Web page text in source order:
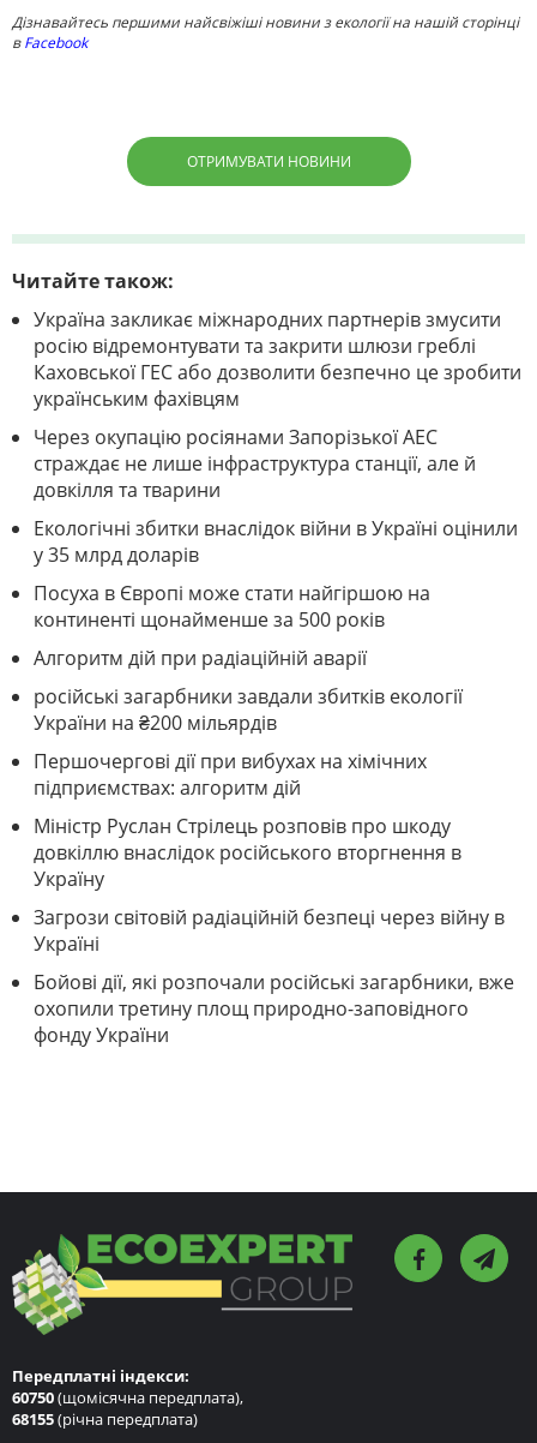
Дізнавайтесь першими найсвіжіші новини з екології на нашій сторінці
вFacebook
ОТРИМУВАТИ НОВИНИ
Читайте також:
Україна закликає міжнародних партнерів змусити
росію відремонтувати та закрити шлюзи греблі
Каховської ГЕС або дозволити безпечно це зробити
українським фахівцям
Через окупацію росіянами Запорізької АЕС
страждає не лише інфраструктура станції, але й
довкілля та тварини
Екологічні збитки внаслідок війни в Україні оцінили
у 35 млрд доларів
Посуха в Європі може стати найгіршою на
континенті щонайменше за 500 років
Алгоритм дій при радіаційній аварії
російські загарбники завдали збитків екології
України на ₴200 мільярдів
Першочергові дії при вибухах на хімічних
підприємствах: алгоритм дій
Міністр Руслан Стрілець розповів про шкоду
довкіллю внаслідок російського вторгнення в
Україну
Загрози світовій радіаційній безпеці через війну в
Україні
Бойові дії, які розпочали російські загарбники, вже
охопили третину площ природно-заповідного
фонду України
Передплатні індекси:
60750(щомісячна передплата),
68155(річна передплата)